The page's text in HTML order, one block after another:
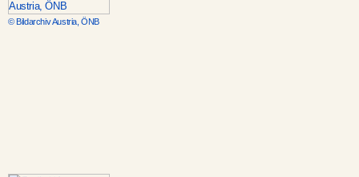
© Bildarchiv Austria, ÖNB